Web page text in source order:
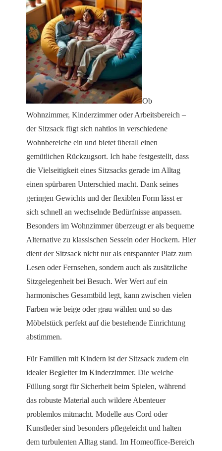
Ob
Wohnzimmer, Kinderzimmer oder Arbeitsbereich –
der Sitzsack fügt sich nahtlos in verschiedene
Wohnbereiche ein und bietet überall einen
gemütlichen Rückzugsort. Ich habe festgestellt, dass
die Vielseitigkeit eines Sitzsacks gerade im Alltag
einen spürbaren Unterschied macht. Dank seines
geringen Gewichts und der flexiblen Form lässt er
sich schnell an wechselnde Bedürfnisse anpassen.
Besonders im Wohnzimmer überzeugt er als bequeme
Alternative zu klassischen Sesseln oder Hockern. Hier
dient der Sitzsack nicht nur als entspannter Platz zum
Lesen oder Fernsehen, sondern auch als zusätzliche
Sitzgelegenheit bei Besuch. Wer Wert auf ein
harmonisches Gesamtbild legt, kann zwischen vielen
Farben wie beige oder grau wählen und so das
Möbelstück perfekt auf die bestehende Einrichtung
abstimmen.
Für Familien mit Kindern ist der Sitzsack zudem ein
idealer Begleiter im Kinderzimmer. Die weiche
Füllung sorgt für Sicherheit beim Spielen, während
das robuste Material auch wildere Abenteuer
problemlos mitmacht. Modelle aus Cord oder
Kunstleder sind besonders pflegeleicht und halten
dem turbulenten Alltag stand. Im Homeoffice-Bereich